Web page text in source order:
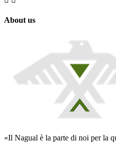
About us
«Il Nagual è la parte di noi per la